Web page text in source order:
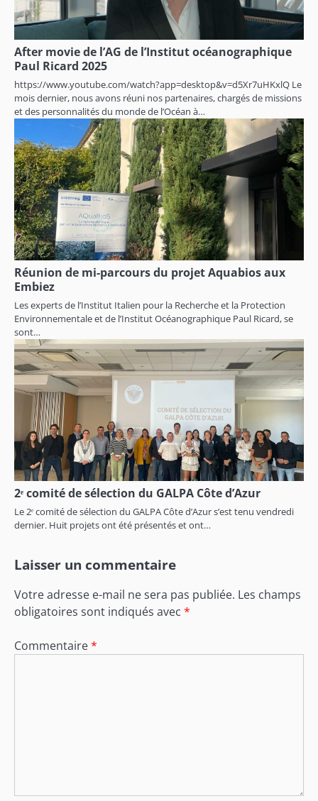
After movie de l’AG de l’Institut océanographique
Paul Ricard 2025
https://www.youtube.com/watch?app=desktop&v=d5Xr7uHKxlQ Le
mois dernier, nous avons réuni nos partenaires, chargés de missions
et des personnalités du monde de l’Océan à…
Réunion de mi-parcours du projet Aquabios aux
Embiez
Les experts de l’Institut Italien pour la Recherche et la Protection
Environnementale et de l’Institut Océanographique Paul Ricard, se
sont…
2ᵉ comité de sélection du GALPA Côte d’Azur
Le 2ᵉ comité de sélection du GALPA Côte d’Azur s’est tenu vendredi
dernier. Huit projets ont été présentés et ont…
Laisser un commentaire
Votre adresse e-mail ne sera pas publiée. Les champs
obligatoires sont indiqués avec *
Commentaire*